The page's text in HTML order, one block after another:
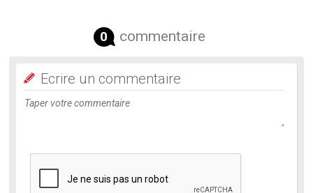
0 commentaire
Ecrire un commentaire